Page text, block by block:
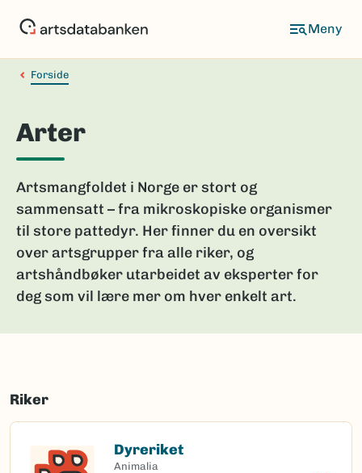
Forside
Arter
Artsmangfoldet i Norge er stort og
sammensatt – fra mikroskopiske organismer
til store pattedyr. Her finner du en oversikt
over artsgrupper fra alle riker, og
artshåndbøker utarbeidet av eksperter for
deg som vil lære mer om hver enkelt art.
Riker
Dyreriket
Animalia